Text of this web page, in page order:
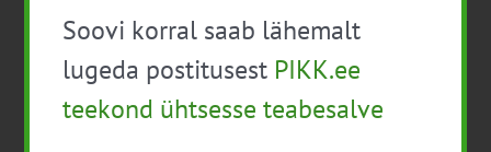
21.01.2026 Marketplaces; Lead Generation B2B ja
Kuidas toimivad turuplatsid: alates otsesest saatmisest
Soovi korral saab lähemalt
lugeda postitusest PIKK.ee
teekond ühtsesse teabesalve